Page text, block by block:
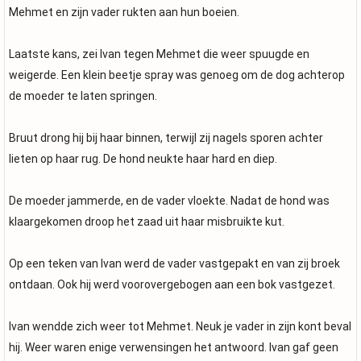
Mehmet en zijn vader rukten aan hun boeien.
Laatste kans, zei Ivan tegen Mehmet die weer spuugde en
weigerde. Een klein beetje spray was genoeg om de dog achterop
de moeder te laten springen.
Bruut drong hij bij haar binnen, terwijl zij nagels sporen achter
lieten op haar rug. De hond neukte haar hard en diep.
De moeder jammerde, en de vader vloekte. Nadat de hond was
klaargekomen droop het zaad uit haar misbruikte kut.
Op een teken van Ivan werd de vader vastgepakt en van zij broek
ontdaan. Ook hij werd voorovergebogen aan een bok vastgezet.
Ivan wendde zich weer tot Mehmet. Neuk je vader in zijn kont beval
hij. Weer waren enige verwensingen het antwoord. Ivan gaf geen